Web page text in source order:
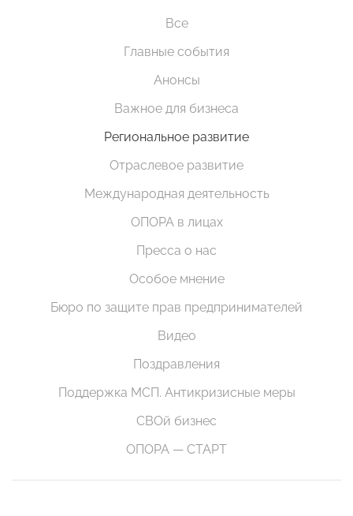
Все
Главные события
Анонсы
Важное для бизнеса
Региональное развитие
Отраслевое развитие
Международная деятельность
ОПОРА в лицах
Пресса о нас
Особое мнение
Бюро по защите прав предпринимателей
Видео
Поздравления
Поддержка МСП. Антикризисные меры
СВОй бизнес
ОПОРА — СТАРТ